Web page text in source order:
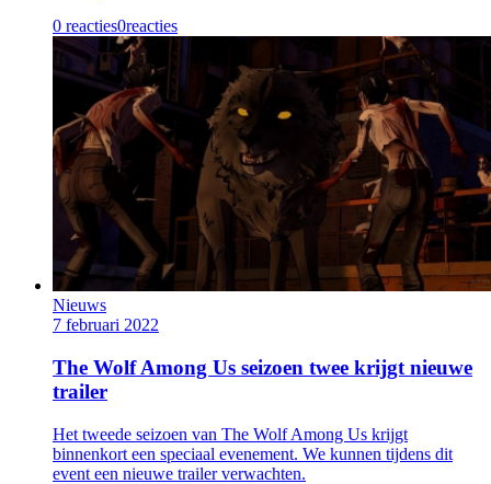
0 reacties0reacties
Nieuws
7 februari 2022
The Wolf Among Us seizoen twee krijgt nieuwe
trailer
Het tweede seizoen van The Wolf Among Us krijgt
binnenkort een speciaal evenement. We kunnen tijdens dit
event een nieuwe trailer verwachten.